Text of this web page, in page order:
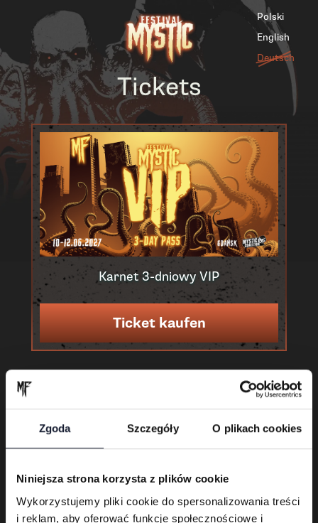
Zgoda Szczegóły O plikach cookies
Niniejsza strona korzysta z plików cookie
Wykorzystujemy pliki cookie do spersonalizowania treści
i reklam, aby oferować funkcje społecznościowe i
Polski
English
Deutsch
Tickets
Karnet 3-dniowy VIP
Ticket kaufen